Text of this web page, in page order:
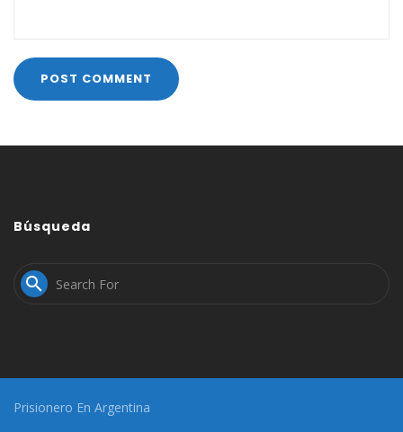
Búsqueda

Prisionero En Argentina